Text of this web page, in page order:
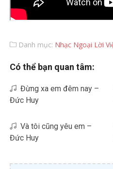
Danh mục: Nhạc Ngoại Lời
Có thể bạn quan tâm:
Đừng xa em đêm nay –
Đức Huy
Và tôi cũng yêu em –
Đức Huy